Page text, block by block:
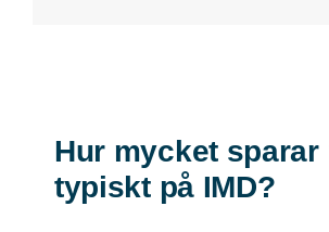
Hur mycket sparar
typiskt på IMD?